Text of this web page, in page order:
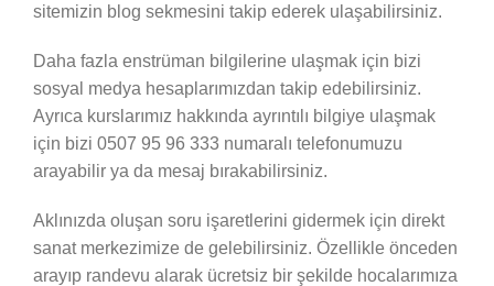
sitemizin blog sekmesini takip ederek ulaşabilirsiniz.
Daha fazla enstrüman bilgilerine ulaşmak için bizi
sosyal medya hesaplarımızdan takip edebilirsiniz.
Ayrıca kurslarımız hakkında ayrıntılı bilgiye ulaşmak
için bizi 0507 95 96 333 numaralı telefonumuzu
arayabilir ya da mesaj bırakabilirsiniz.
Aklınızda oluşan soru işaretlerini gidermek için direkt
sanat merkezimize de gelebilirsiniz. Özellikle önceden
arayıp randevu alarak ücretsiz bir şekilde hocalarımıza